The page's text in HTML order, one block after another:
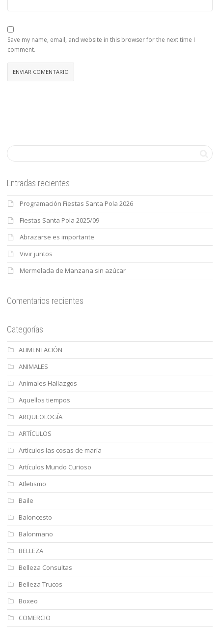
Save my name, email, and website in this browser for the next time I
comment.
Entradas recientes
Programación Fiestas Santa Pola 2026
Fiestas Santa Pola 2025/09
Abrazarse es importante
Vivir juntos
Mermelada de Manzana sin azúcar
Comentarios recientes
Categorías
ALIMENTACIÓN
ANIMALES
Animales Hallazgos
Aquellos tiempos
ARQUEOLOGÍA
ARTÍCULOS
Artículos las cosas de maría
Artículos Mundo Curioso
Atletismo
Baile
Baloncesto
Balonmano
BELLEZA
Belleza Consultas
Belleza Trucos
Boxeo
COMERCIO